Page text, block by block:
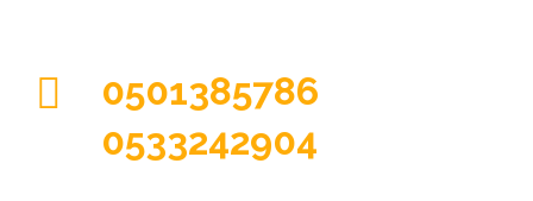
0501385786
0533242904